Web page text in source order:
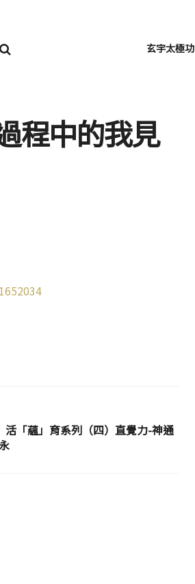
玄宇太極功
程中的我見
活「蘊」育系列（四）直覺力-神通